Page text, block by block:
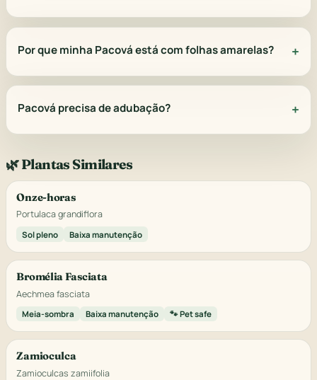
Por que minha Pacová está com folhas amarelas?
Pacová precisa de adubação?
🌿 Plantas Similares
Onze-horas
Portulaca grandiflora
Sol pleno Baixa manutenção
Bromélia Fasciata
Aechmea fasciata
Meia-sombra Baixa manutenção 🐾 Pet safe
Zamioculca
Zamioculcas zamiifolia